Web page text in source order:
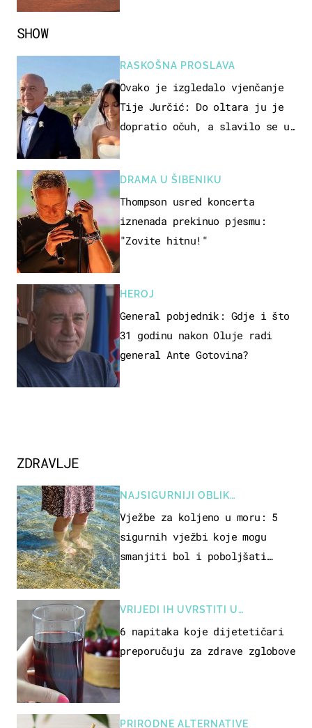
SHOW
RASKOŠNA PROSLAVA
Ovako je izgledalo vjenčanje
Tije Jurčić: Do oltara ju je
dopratio očuh, a slavilo se uz
DRAMA U ŠIBENIKU
Thompson usred koncerta
iznenada prekinuo pjesmu:
"Zovite hitnu!"
HEROJ
General pobjednik: Gdje i što
31 godinu nakon Oluje radi
general Ante Gotovina?
ZDRAVLJE
NAJSIGURNIJI OBLIK
REKREACIJE
Vježbe za koljeno u moru: 5
sigurnih vježbi koje mogu
smanjiti bol i poboljšati
VRIJEDI IH UVRSTITI U
PREHRANU
6 napitaka koje dijetetičari
preporučuju za zdrave zglobove
PRIRODNE ALTERNATIVE